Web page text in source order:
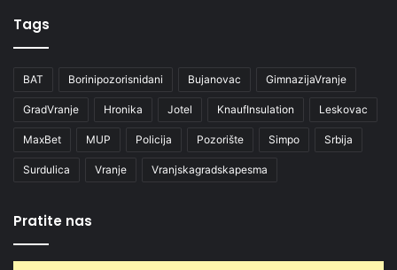
Tags
BAT Borinipozorisnidani Bujanovac GimnazijaVranje
GradVranje Hronika Jotel KnaufInsulation Leskovac
MaxBet MUP Policija Pozorište Simpo Srbija
Surdulica Vranje Vranjskagradskapesma
Pratite nas